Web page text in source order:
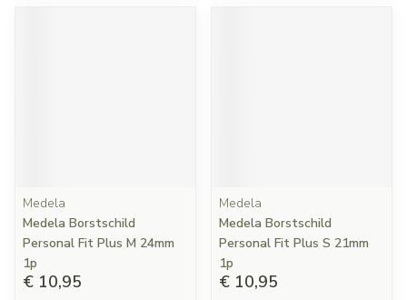
Medela
Medela Borstschild
Personal Fit Plus M 24mm
1p
€ 10,95
Medela
Medela Borstschild
Personal Fit Plus S 21mm
1p
€ 10,95